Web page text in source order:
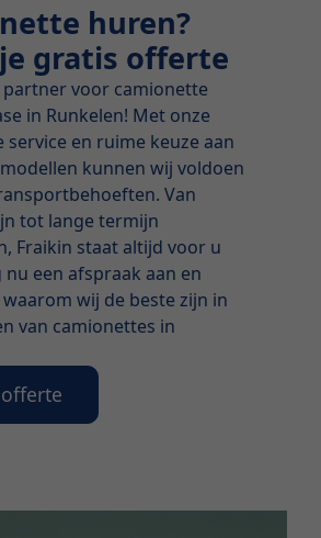
huren?
gratis offerte
partner voor camionette
in Runkelen! Met onze
service en ruime keuze aan
kunnen wij voldoen
Van
tot lange termijn
Fraikin staat altijd voor u
nu een afspraak aan en
wij de beste zijn in
van camionettes in